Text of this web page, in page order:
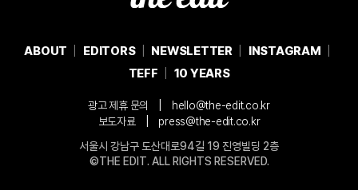
ABOUT EDITORS NEWSLETTER
INSTAGRAM
TEFF
10 YEARS
광고 제휴 문의
hello@the-edit.co.kr
보도자료
press@the-edit.co.kr
서울시 강남구 도산대로94길 19 진영빌딩 2층
©THE EDIT. ALL RIGHTS RESERVED.